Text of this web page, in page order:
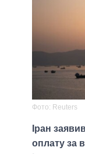
Фото: Reuters
Іран
оплату за